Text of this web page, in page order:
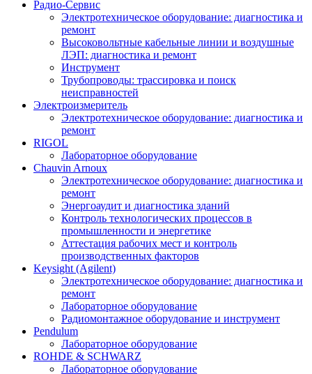
Радио-Cервис
Электротехническое оборудование: диагностика и
ремонт
Высоковольтные кабельные линии и воздушные
ЛЭП: диагностика и ремонт
Инструмент
Трубопроводы: трассировка и поиск
неисправностей
Электроизмеритель
Электротехническое оборудование: диагностика и
ремонт
RIGOL
Лабораторное оборудование
Chauvin Arnoux
Электротехническое оборудование: диагностика и
ремонт
Энергоаудит и диагностика зданий
Контроль технологических процессов в
промышленности и энергетике
Аттестация рабочих мест и контроль
производственных факторов
Keysight (Agilent)
Электротехническое оборудование: диагностика и
ремонт
Лабораторное оборудование
Радиомонтажное оборудование и инструмент
Pendulum
Лабораторное оборудование
ROHDE & SCHWARZ
Лабораторное оборудование